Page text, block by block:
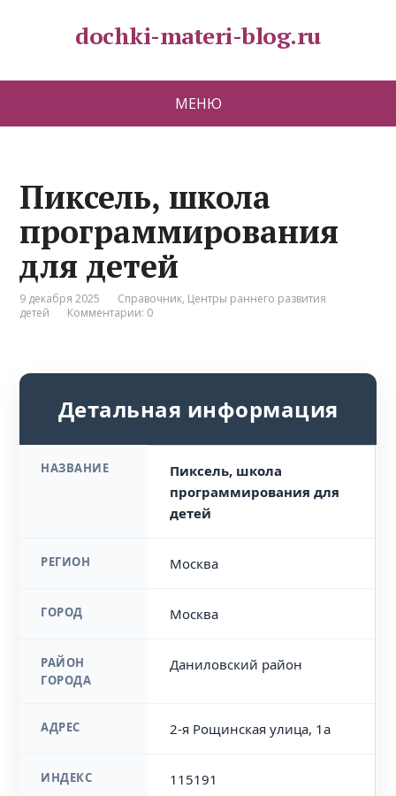
dochki-materi-blog.ru
МЕНЮ
Пиксель, школа
программирования
для детей
9 декабря 2025 Справочник, Центры раннего развития
детей
Комментарии: 0
Детальная информация
НАЗВАНИЕ
Пиксель, школа
программирования для
детей
РЕГИОН Москва
ГОРОД Москва
РАЙОН
ГОРОДА
Даниловский район
АДРЕС 2-я Рощинская улица, 1а
ИНДЕКС 115191